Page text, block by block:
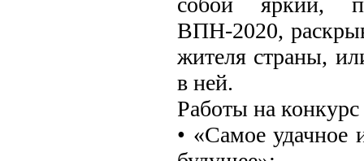
ВПН-2020,
жителя страны,
в ней.
Работы на
• «Самое удачное